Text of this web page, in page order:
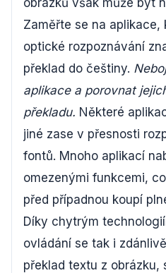
obrázků však může být
Zaměřte se na aplikace,
optické rozpoznávání
překlad do češtiny.
aplikace a porovnat
překladu. Některé
jiné zase v přesnosti
fontů. Mnoho aplikací
omezenými funkcemi,
před případnou koupí
Díky chytrým
ovládání se tak i
překlad textu z obrázku,